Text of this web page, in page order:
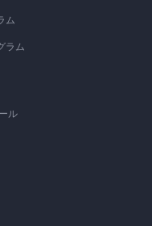
ム
ラム
ル